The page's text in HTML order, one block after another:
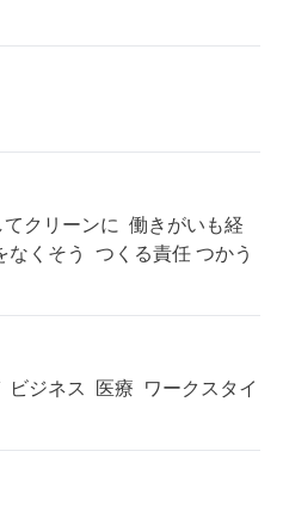
クリーンに 働きがいも経
なくそう つくる責任 つかう
ビジネス 医療 ワークスタイ